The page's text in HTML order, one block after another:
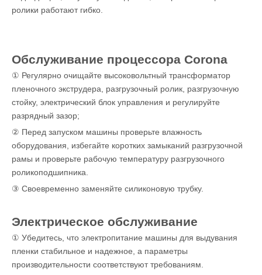
ролики работают гибко.
Обслуживание процессора Corona
① Регулярно очищайте высоковольтный трансформатор
пленочного экструдера, разгрузочный ролик, разгрузочную
стойку, электрический блок управления и регулируйте
разрядный зазор;
② Перед запуском машины проверьте влажность
оборудования, избегайте коротких замыканий разгрузочной
рамы и проверьте рабочую температуру разгрузочного
роликоподшипника.
③ Своевременно заменяйте силиконовую трубку.
Электрическое обслуживание
① Убедитесь, что электропитание машины для выдувания
пленки стабильное и надежное, а параметры
производительности соответствуют требованиям.